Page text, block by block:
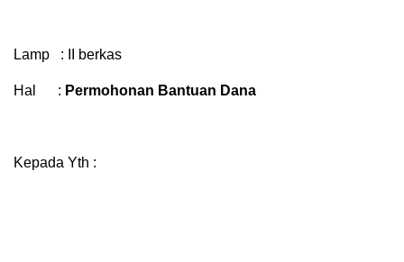
Lamp : II berkas
Hal : Permohonan Bantuan Dana
Kepada Yth :